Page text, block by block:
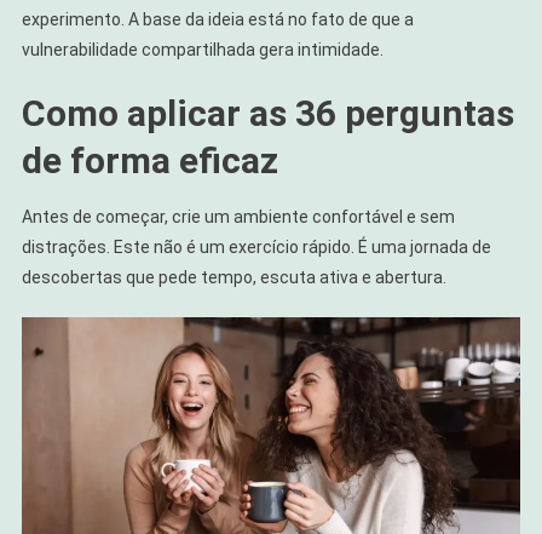
experimento. A base da ideia está no fato de que a
vulnerabilidade compartilhada gera intimidade.
Como aplicar as 36 perguntas
de forma eficaz
Antes de começar, crie um ambiente confortável e sem
distrações. Este não é um exercício rápido. É uma jornada de
descobertas que pede tempo, escuta ativa e abertura.